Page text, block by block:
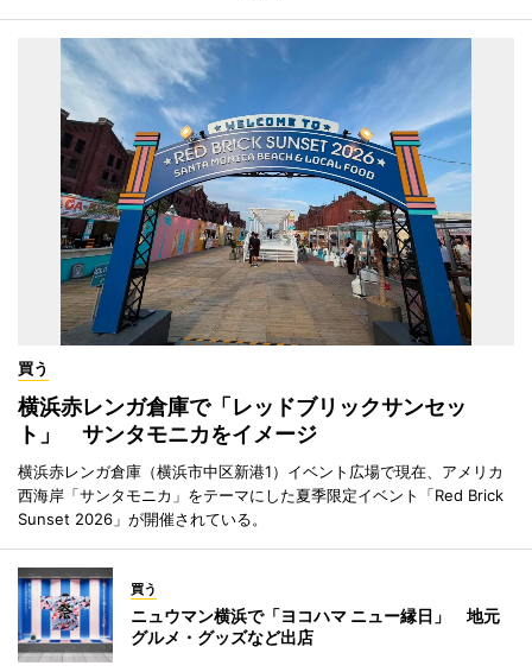
買う
横浜赤レンガ倉庫で「レッドブリックサンセッ
ト」 サンタモニカをイメージ
横浜赤レンガ倉庫（横浜市中区新港1）イベント広場で現在、アメリカ
西海岸「サンタモニカ」をテーマにした夏季限定イベント「Red Brick
Sunset 2026」が開催されている。
買う
ニュウマン横浜で「ヨコハマ ニュー縁日」 地元
グルメ・グッズなど出店